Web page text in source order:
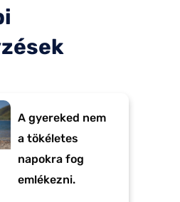
A gyereked nem
a tökéletes
napokra fog
emlékezni.